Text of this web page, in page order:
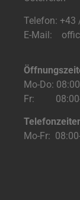
Telefon:
E-Mail:
Mo-Do:
Fr: 08:00-
Mo-Fr: